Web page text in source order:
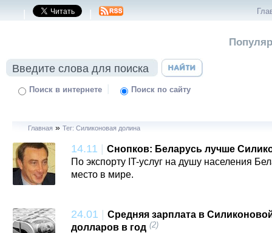
| |
Поиск в интернете | Поиск по сайту
Главная » Тег: Силиконовая долина
14.11
Снопков: Беларусь лучше
По экспорту IT-услуг на душу населения
место в мире.
24.01
Средняя зарплата в
долларов в год (2)